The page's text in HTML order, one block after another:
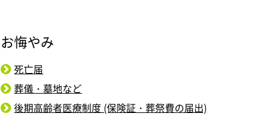
お悔やみ
死亡届
葬儀・墓地など
後期高齢者医療制度 (保険証・葬祭費の届出)